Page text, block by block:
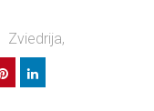
Zviedrija,